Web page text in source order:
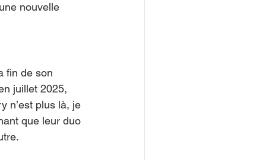
nouvelle
fin de son
juillet 2025,
n’est plus là, je
que leur duo